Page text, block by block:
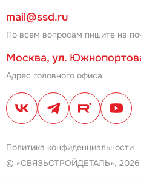
mail@ssd.ru
По всем вопросам пишите на
Москва, ул.
Адрес головного офиса
Политика конфиденциальности
© «СВЯЗЬСТРОЙДЕТАЛЬ», 2026